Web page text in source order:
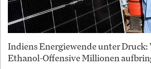
Indiens Energiewende unter Druck:
Ethanol-Offensive Millionen